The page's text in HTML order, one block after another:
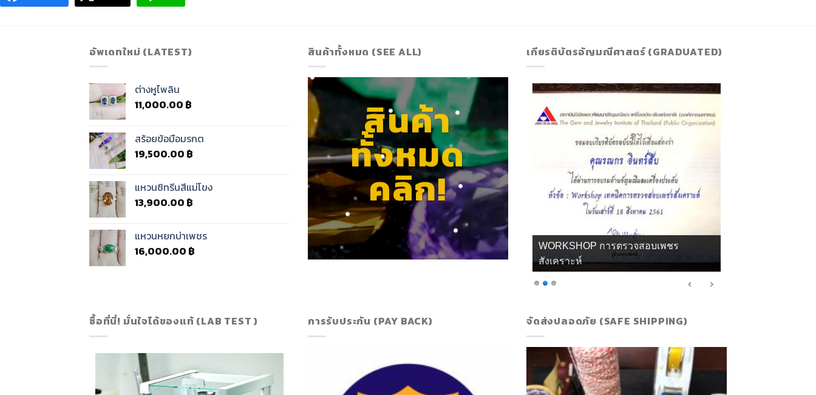
อัพเดทใหม่ (LATEST)
ต่างหูไพลิน
11,000.00 ฿
สร้อยข้อมือมรกต
19,500.00 ฿
แหวนซิทรีนสีแม่โขง
13,900.00 ฿
แหวนหยกบ่าเพชร
16,000.00 ฿
สินค้าทั้งหมด (SEE ALL)
สินค้า
ทั้งหมด
คลิก!
เกียรติบัตรอัญมณีศาสตร์ (GRADUATED)
เกียรติบัตร จิวลี่ และอัญมณี คุณทิพย์
ซื้อที่นี่! มั่นใจได้ของแท้ (LAB TEST ) การรับประกัน (PAY BACK) จัดส่งปลอดภัย (SAFE SHIPPING)